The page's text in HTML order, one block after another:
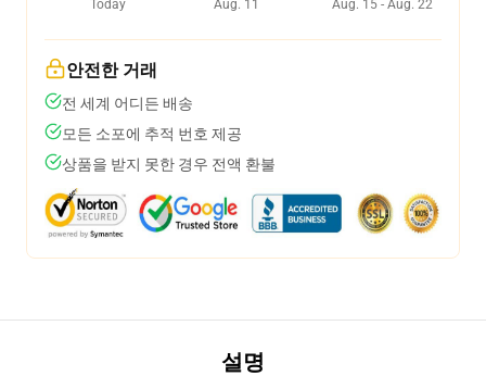
Today
Aug. 11
Aug. 15 - Aug. 22
안전한 거래
전 세계 어디든 배송
모든 소포에 추적 번호 제공
상품을 받지 못한 경우 전액 환불
설명